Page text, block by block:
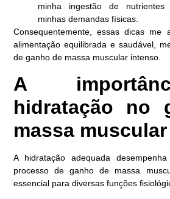
minha ingestão de
minhas demandas físicas.
Consequentemente, essas dicas me
alimentação equilibrada e saudável,
de ganho de massa muscular intenso.
A
hidratação no
massa muscular
A hidratação adequada
processo de ganho de massa
essencial para diversas funções